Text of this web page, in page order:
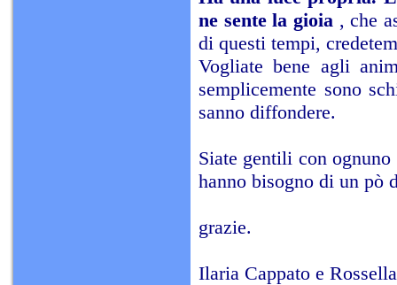
ne sente la gioia, che
di questi tempi,
Vogliate bene agli
semplicemente sono
sanno diffondere.
Siate gentili con
hanno bisogno di un pò
grazie.
Ilaria Cappato e Rossella